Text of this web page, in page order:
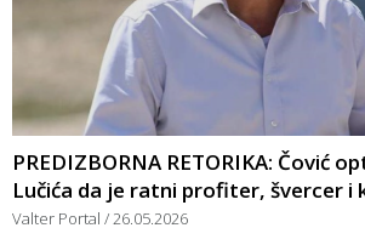
PREDIZBORNA RETORIKA: Čović
Lučića da je ratni profiter, švercer i
Valter Portal 26.05.2026